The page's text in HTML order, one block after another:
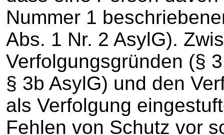
Nummer 1
Abs. 1 Nr. 2 AsylG).
Verfolgungsgründen (§
§ 3b AsylG) und den
als Verfolgung
Fehlen von Schutz vor